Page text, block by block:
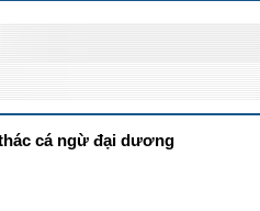
cá ngừ đại dương